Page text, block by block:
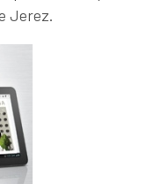
Jerez.